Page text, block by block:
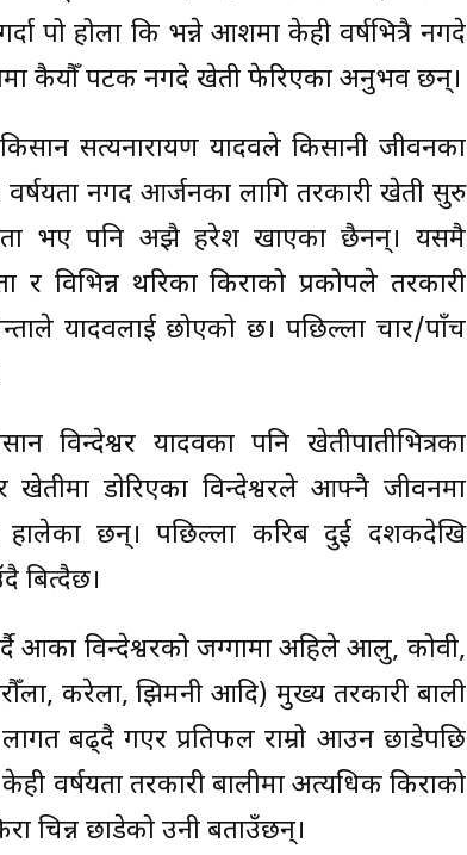
पो होला कि भन्ने आशमा केही वर्षभित्रै नगदे
कैयौँ पटक नगदे खेती फेरिएका अनुभव छन्।
सत्यनारायण यादवले किसानी जीवनका
नगद आर्जनका लागि तरकारी खेती सुरु
भए पनि अझै हरेश खाएका छैनन्। यसमै
विभिन्न थरिका किराको प्रकोपले तरकारी
यादवलाई छोएको छ। पछिल्ला चार/पाँच
विन्देश्वर यादवका पनि खेतीपातीभित्रका
डोरिएका विन्देश्वरले आफ्नै जीवनमा
हालेका छन्। पछिल्ला करिब दुई दशकदेखि
बित्दैछ।
आका विन्देश्वरको जग्गामा अहिले आलु, कोवी,
करेला, झिमनी आदि) मुख्य तरकारी बाली
बढ्दै गएर प्रतिफल राम्रो आउन छाडेपछि
वर्षयता तरकारी बालीमा अत्यधिक किराको
चिन्न छाडेको उनी बताउँछन्।